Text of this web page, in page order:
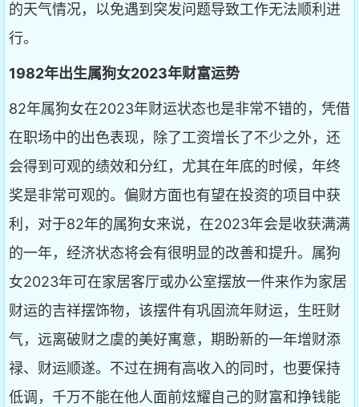
的天气情况，以免遇到突发问题导致工作无法顺利进
行。
1982年出生属狗女2023年财富运势
82年属狗女在2023年财运状态也是非常不错的，凭借
在职场中的出色表现，除了工资增长了不少之外，还
会得到可观的绩效和分红，尤其在年底的时候，年终
奖是非常可观的。偏财方面也有望在投资的项目中获
利，对于82年的属狗女来说，在2023年会是收获满满
的一年，经济状态将会有很明显的改善和提升。属狗
女2023年可在家居客厅或办公室摆放一件来作为家居
财运的吉祥摆饰物，该摆件有巩固流年财运，生旺财
气，远离破财之虞的美好寓意，期盼新的一年增财添
禄、财运顺遂。不过在拥有高收入的同时，也要保持
低调，千万不能在他人面前炫耀自己的财富和挣钱能